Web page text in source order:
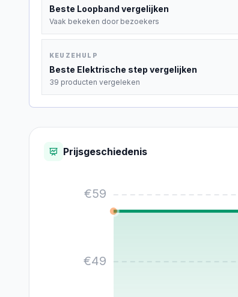
Beste Loopband vergelijken
Vaak bekeken door bezoekers
KEUZEHULP
Beste Elektrische step vergelijken
39 producten vergeleken
Prijsgeschiedenis
€49
€59